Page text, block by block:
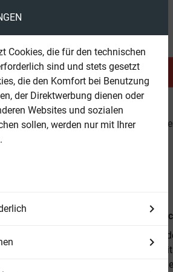
Belletristik
Abenteuer & Western
der Lyncher
Pete
Als Lassiter
dass er
bereit, über
Cookies, die für den technischen
sind und stets gesetzt
die den Komfort bei Benutzung
der Direktwerbung dienen oder
Websites und sozialen
sollen, werden nur mit Ihrer